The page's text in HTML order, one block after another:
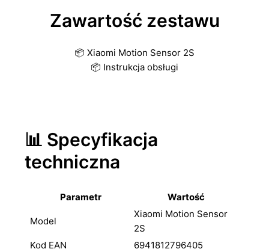
Zawartość zestawu
📦 Xiaomi Motion Sensor 2S
📦 Instrukcja obsługi
📊 Specyfikacja
techniczna
Parametr Wartość
Model
Xiaomi Motion Sensor
2S
Kod EAN
6941812796405